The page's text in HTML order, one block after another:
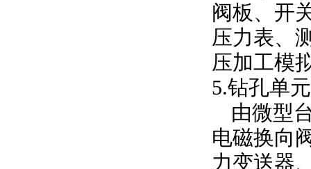
阀板、开
压力表、
压加工模
5.钻孔单元
由微型
电磁换向
力变送器